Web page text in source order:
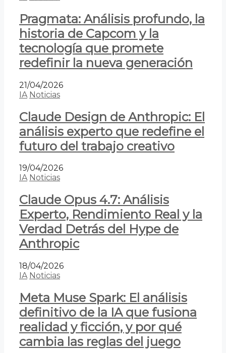
Pragmata: Análisis profundo, la
historia de Capcom y la
tecnología que promete
redefinir la nueva generación
21/04/2026
IA Noticias
Claude Design de Anthropic: El
análisis experto que redefine el
futuro del trabajo creativo
19/04/2026
IA Noticias
Claude Opus 4.7: Análisis
Experto, Rendimiento Real y la
Verdad Detrás del Hype de
Anthropic
18/04/2026
IA Noticias
Meta Muse Spark: El análisis
definitivo de la IA que fusiona
realidad y ficción, y por qué
cambia las reglas del juego